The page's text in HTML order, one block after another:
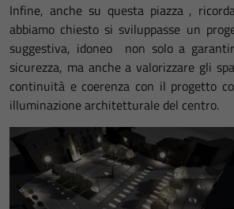
Infine, anche su questa piazza ,
abbiamo chiesto si sviluppasse un
suggestiva, idoneo non solo a
sicurezza, ma anche a valorizzare gli
continuità e coerenza con il progetto
illuminazione architetturale del centro.